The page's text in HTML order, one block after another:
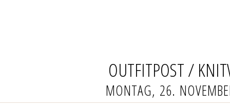
OUTFITPOST /
MONTAG, 26.